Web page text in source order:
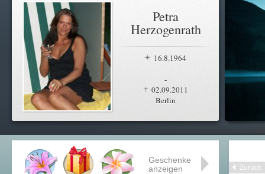
Petra
Herzogenrath
16.8.1964
-
02.09.2011
Berlin
Zurück
Geschenke
anzeigen